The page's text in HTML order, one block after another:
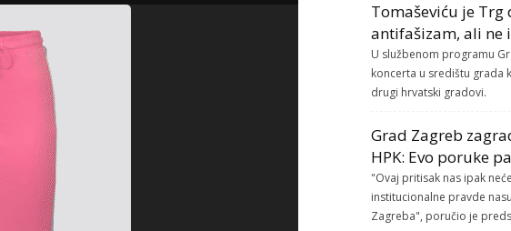
Tomaševiću je Trg
antifašizam, ali ne
U službenom programu
koncerta u središtu grada
drugi hrvatski gradovi.
Grad Zagreb
HPK: Evo poruke
"Ovaj pritisak nas ipak
institucionalne pravde
Zagreba", poručio je